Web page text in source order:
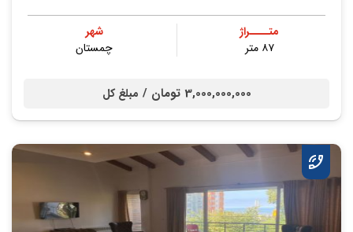
متــــراژ
۸۷ متر
شهر
چمستان
3,000,000,000 تومان / مبلغ کل